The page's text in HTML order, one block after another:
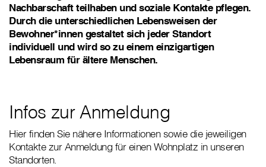
Nachbarschaft teilhaben und soziale Kontakte pflegen.
Durch die unterschiedlichen Lebensweisen der
Bewohner*innen gestaltet sich jeder Standort
individuell und wird so zu einem einzigartigen
Lebensraum für ältere Menschen.
Infos zur Anmeldung
Hier finden Sie nähere Informationen sowie die jeweiligen
Kontakte zur Anmeldung für einen Wohnplatz in unseren
Standorten.